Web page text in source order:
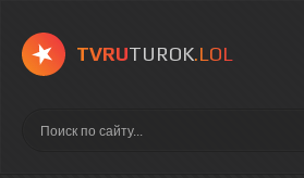
TVRUTUROK.LOL